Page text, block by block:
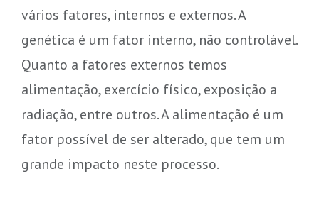
vários fatores, internos e externos. A
genética é um fator interno, não controlável.
Quanto a fatores externos temos
alimentação, exercício físico, exposição a
radiação, entre outros. A alimentação é um
fator possível de ser alterado, que tem um
grande impacto neste processo.